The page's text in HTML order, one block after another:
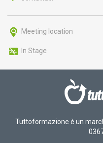
Meeting location
In Stage
Tuttoformazione è un